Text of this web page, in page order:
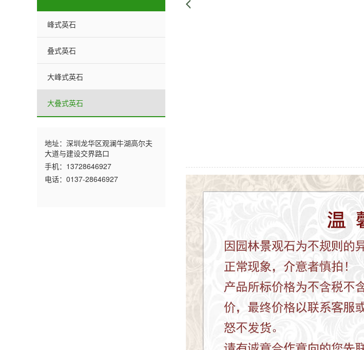
峰式英石
叠式英石
大峰式英石
大叠式英石
地址：深圳龙华区观澜牛湖高尔夫
大道与建设交界路口
手机：13728646927
电话：0137-28646927